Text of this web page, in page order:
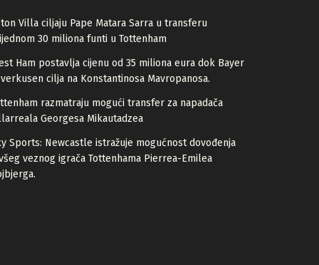
Villa ciljaju Pape Matara Sarra u transferu
30 miliona funti u Tottenham
Ham postavlja cijenu od 35 miliona eura dok Bayer
cilja na Konstantinosa Mavropanosa.
razmatraju mogući transfer za napadača
Georgesa Mikautadzea
Sports: Newcastle istražuje mogućnost dovođenja
veznog igrača Tottenhama Pierrea-Emilea